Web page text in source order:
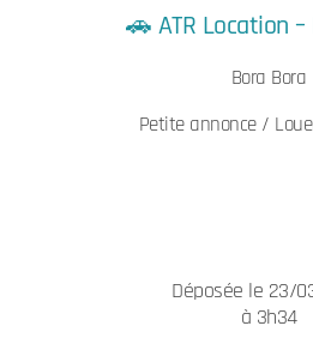
🚗 ATR Location
Bora Bora
Petite annonce /
Déposée le 23/
à 3h34